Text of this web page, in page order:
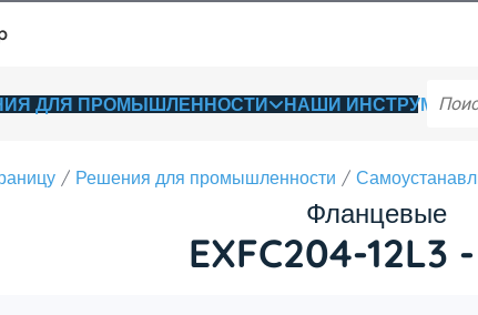
ДЛЯ ПРОМЫШЛЕННОСТИ НАШИ
Решения для промышленности
Фланцевые
EXFC204-12L3